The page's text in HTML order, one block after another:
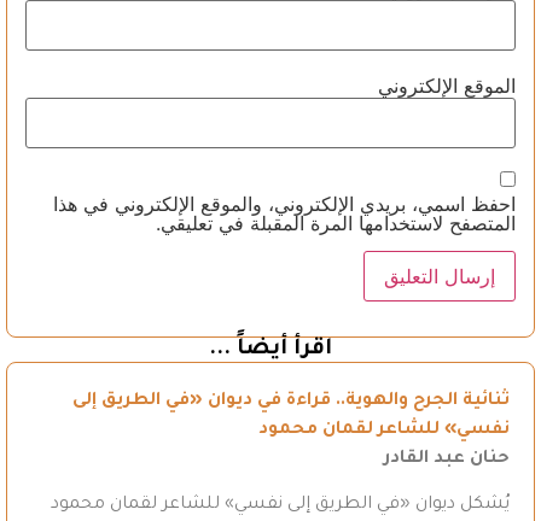
الموقع الإلكتروني
احفظ اسمي، بريدي الإلكتروني، والموقع الإلكتروني في هذا
المتصفح لاستخدامها المرة المقبلة في تعليقي.
اقرأ أيضاً ...
ثنائية الجرح والهوية.. قراءة في ديوان «في الطريق إلى
نفسي» للشاعر لقمان محمود
حنان عبد القادر
يُشكل ديوان «في الطريق إلى نفسي» للشاعر لقمان محمود